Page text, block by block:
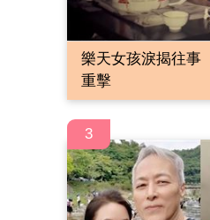
樂天女孩淚揭往
重擊
3